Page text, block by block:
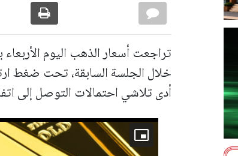
تراجعت أسعار الذهب اليوم
خلال الجلسة السابقة، تحت ضغط
أدى تلاشي احتمالات التوصل إلى